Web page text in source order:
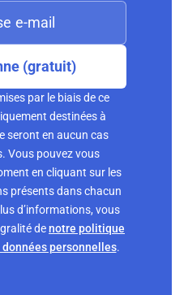
(gratuit)
par le biais de ce
destinées à
seront en aucun cas
Vous pouvez vous
en cliquant sur les
présents dans chacun
d’informations, vous
denotre politique
personnelles.